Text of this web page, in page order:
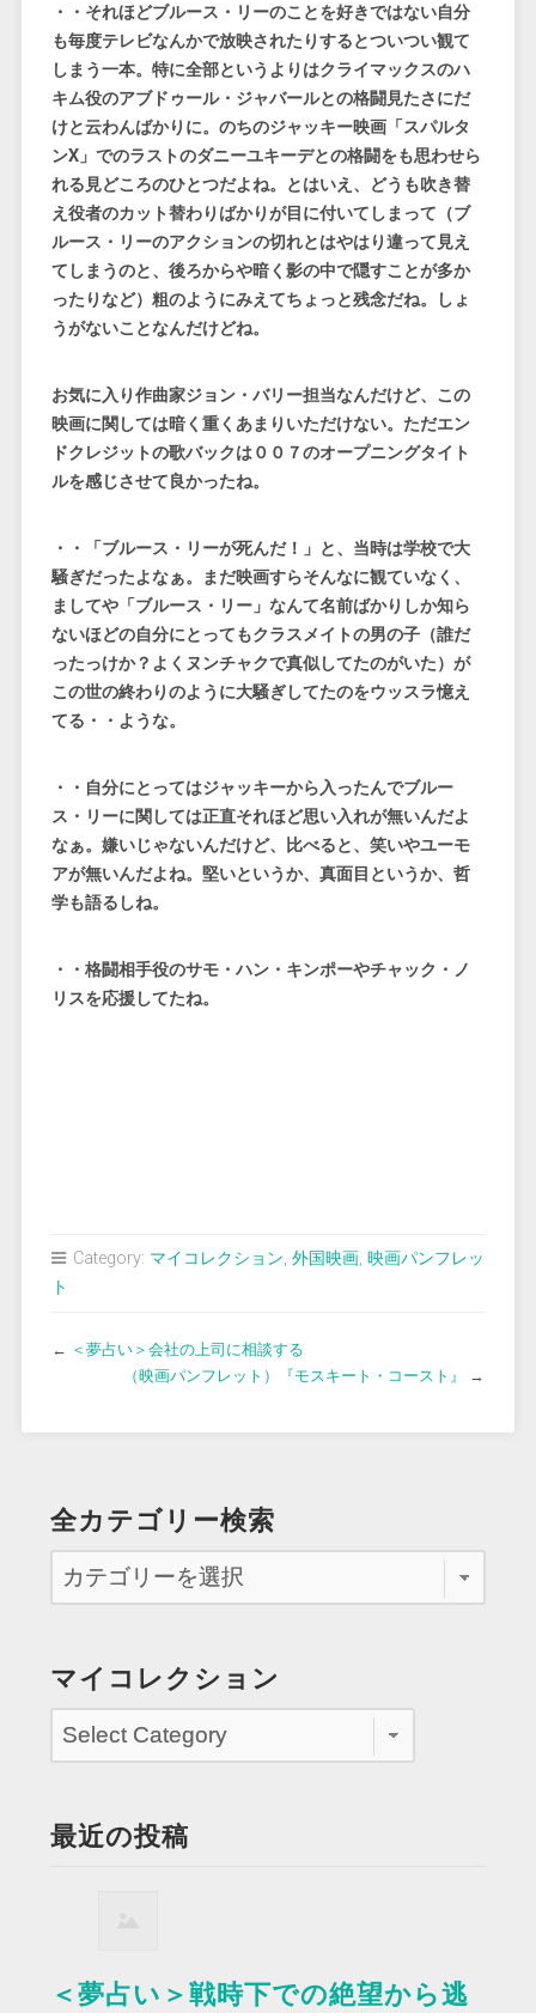
・・それほどブルース・リーのことを好きではない自分
も毎度テレビなんかで放映されたりするとついつい観て
しまう一本。特に全部というよりはクライマックスのハ
キム役のアブドゥール・ジャバールとの格闘見たさにだ
けと云わんばかりに。のちのジャッキー映画「スパルタ
ンX」でのラストのダニーユキーデとの格闘をも思わせら
れる見どころのひとつだよね。とはいえ、どうも吹き替
え役者のカット替わりばかりが目に付いてしまって（ブ
ルース・リーのアクションの切れとはやはり違って見え
てしまうのと、後ろからや暗く影の中で隠すことが多か
ったりなど）粗のようにみえてちょっと残念だね。しょ
うがないことなんだけどね。
お気に入り作曲家ジョン・バリー担当なんだけど、この
映画に関しては暗く重くあまりいただけない。ただエン
ドクレジットの歌バックは００７のオープニングタイト
ルを感じさせて良かったね。
・・「ブルース・リーが死んだ！」と、当時は学校で大
騒ぎだったよなぁ。まだ映画すらそんなに観ていなく、
ましてや「ブルース・リー」なんて名前ばかりしか知ら
ないほどの自分にとってもクラスメイトの男の子（誰だ
ったっけか？よくヌンチャクで真似してたのがいた）が
この世の終わりのように大騒ぎしてたのをウッスラ憶え
てる・・ような。
・・自分にとってはジャッキーから入ったんでブルー
ス・リーに関しては正直それほど思い入れが無いんだよ
なぁ。嫌いじゃないんだけど、比べると、笑いやユーモ
アが無いんだよね。堅いというか、真面目というか、哲
学も語るしね。
・・格闘相手役のサモ・ハン・キンポーやチャック・ノ
リスを応援してたね。
Category: マイコレクション, 外国映画, 映画パンフレッ
ト
← ＜夢占い＞会社の上司に相談する
（映画パンフレット）『モスキート・コースト』
→
全カテゴリー検索
マイコレクション
最近の投稿
＜夢占い＞戦時下での絶望から逃